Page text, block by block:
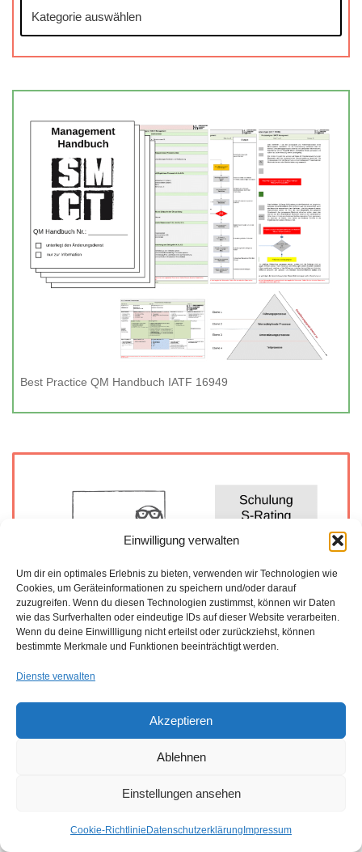
Einwilligung verwalten
Um dir ein optimales Erlebnis zu bieten, verwenden wir Technologien wie
Cookies, um Geräteinformationen zu speichern und/oder darauf
zuzugreifen. Wenn du diesen Technologien zustimmst, können wir Daten
wie das Surfverhalten oder eindeutige IDs auf dieser Website verarbeiten.
Wenn du deine Einwillligung nicht erteilst oder zurückziehst, können
bestimmte Merkmale und Funktionen beeinträchtigt werden.
Dienste verwalten
Akzeptieren
Ablehnen
Einstellungen ansehen
Cookie-Richtlinie Datenschutzerklärung Impressum
Best Practice QM Handbuch IATF 16949
Schulung S-Rating SAQ